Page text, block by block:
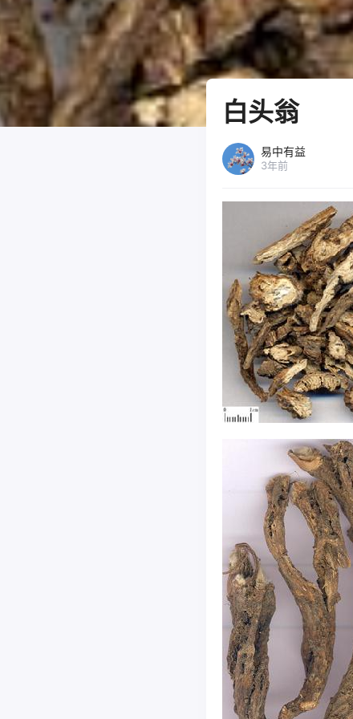
白头翁
易中有益
3年前